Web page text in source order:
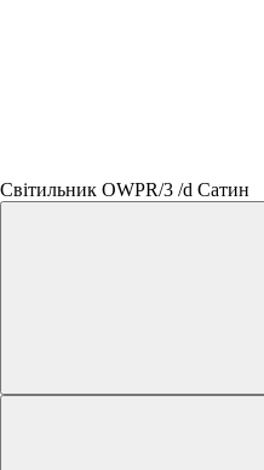
Світильник OWPR/3 /d Сатин